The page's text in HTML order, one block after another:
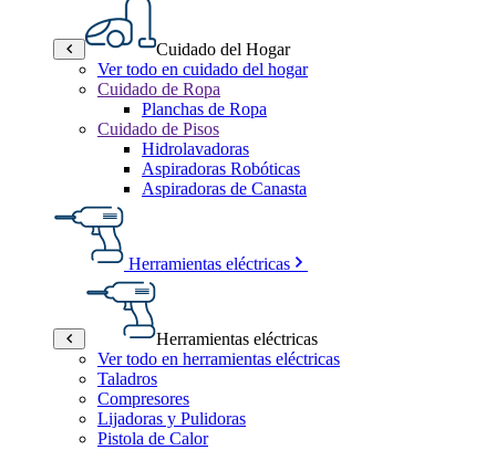
Cuidado del Hogar
Ver todo en cuidado del hogar
Cuidado de Ropa
Planchas de Ropa
Cuidado de Pisos
Hidrolavadoras
Aspiradoras Robóticas
Aspiradoras de Canasta
Herramientas eléctricas
Herramientas eléctricas
Ver todo en herramientas eléctricas
Taladros
Compresores
Lijadoras y Pulidoras
Pistola de Calor